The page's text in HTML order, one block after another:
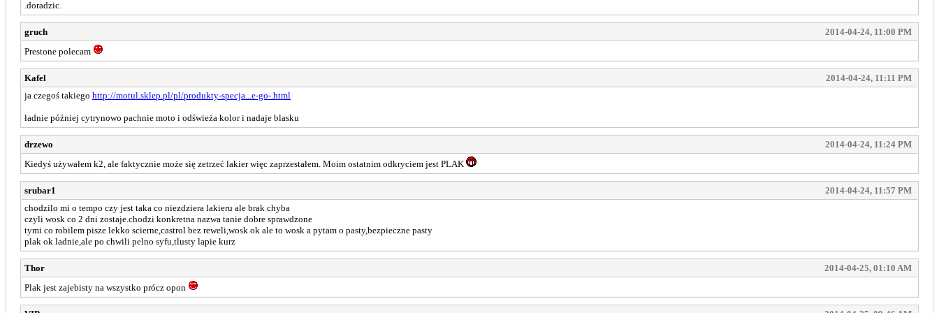
.doradzic.
gruch
2014-04-24, 11:00 PM
Prestone polecam
Kafel
2014-04-24, 11:11 PM
ja czegoś takiego http://motul.sklep.pl/pl/produkty-specja...e-go-.html
ładnie później cytrynowo pachnie moto i odświeża kolor i nadaje blasku
drzewo
2014-04-24, 11:24 PM
Kiedyś używałem k2, ale faktycznie może się zetrzeć lakier więc zaprzestałem. Moim ostatnim odkryciem jest PLAK
srubar1
2014-04-24, 11:57 PM
chodzilo mi o tempo czy jest taka co niezdziera lakieru ale brak chyba
czyli wosk co 2 dni zostaje.chodzi konkretna nazwa tanie dobre sprawdzone
tymi co robilem pisze lekko scierne,castrol bez reweli,wosk ok ale to wosk a pytam o pasty,bezpieczne pasty
plak ok ladnie,ale po chwili pelno syfu,tlusty lapie kurz
Thor
2014-04-25, 01:10 AM
Plak jest zajebisty na wszystko prócz opon